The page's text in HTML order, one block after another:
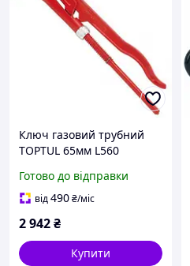
Ключ газовий трубний
TOPTUL 65мм L560
Готово до відправки
від490₴/міс
2 942₴
Купити